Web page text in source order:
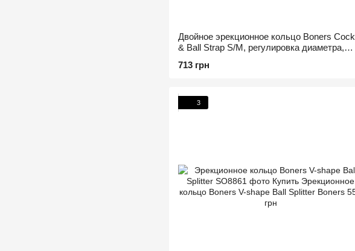
Двойное эрекционное кольцо Boners Cock
& Ball Strap S/M, регулировка диаметра,
713 грн
3